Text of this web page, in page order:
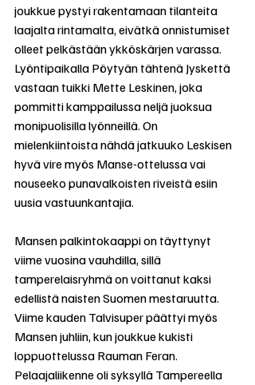
joukkue pystyi rakentamaan tilanteita
laajalta rintamalta, eivätkä onnistumiset
olleet pelkästään ykköskärjen varassa.
Lyöntipaikalla Pöytyän tähtenä Jyskettä
vastaan tuikki Mette Leskinen, joka
pommitti kamppailussa neljä juoksua
monipuolisilla lyönneillä. On
mielenkiintoista nähdä jatkuuko Leskisen
hyvä vire myös Manse-ottelussa vai
nouseeko punavalkoisten riveistä esiin
uusia vastuunkantajia.
Mansen palkintokaappi on täyttynyt
viime vuosina vauhdilla, sillä
tamperelaisryhmä on voittanut kaksi
edellistä naisten Suomen mestaruutta.
Viime kauden Talvisuper päättyi myös
Mansen juhliin, kun joukkue kukisti
loppuottelussa Rauman Feran.
Pelaajaliikenne oli syksyllä Tampereella